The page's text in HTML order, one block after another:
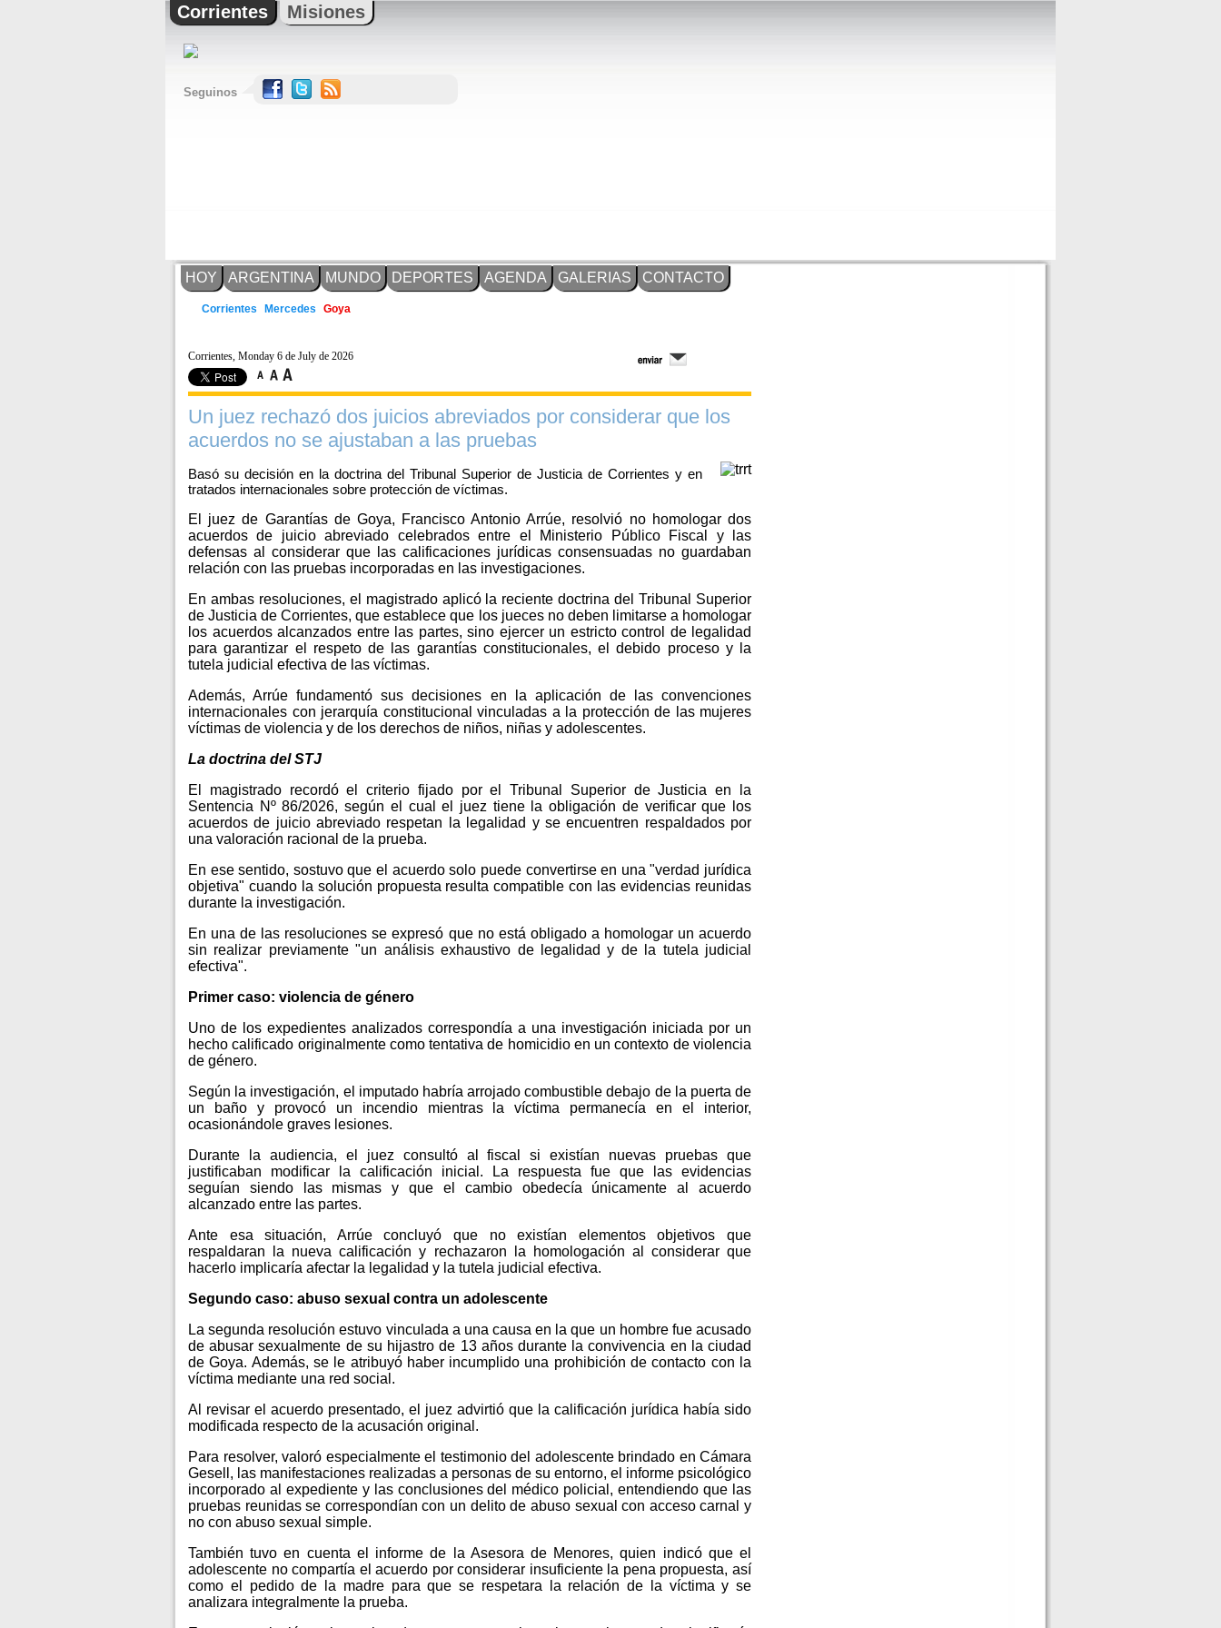
Corrientes Misiones
Seguinos
HOY ARGENTINA MUNDO DEPORTES AGENDA GALERIAS CONTACTO
Corrientes Mercedes Goya
Corrientes, Monday 6 de July de 2026
Un juez rechazó dos juicios abreviados por considerar que los
acuerdos no se ajustaban a las pruebas
Basó su decisión en la doctrina del Tribunal Superior de Justicia de Corrientes y en
tratados internacionales sobre protección de víctimas.
El juez de Garantías de Goya, Francisco Antonio Arrúe, resolvió no homologar dos
acuerdos de juicio abreviado celebrados entre el Ministerio Público Fiscal y las
defensas al considerar que las calificaciones jurídicas consensuadas no guardaban
relación con las pruebas incorporadas en las investigaciones.
En ambas resoluciones, el magistrado aplicó la reciente doctrina del Tribunal Superior
de Justicia de Corrientes, que establece que los jueces no deben limitarse a homologar
los acuerdos alcanzados entre las partes, sino ejercer un estricto control de legalidad
para garantizar el respeto de las garantías constitucionales, el debido proceso y la
tutela judicial efectiva de las víctimas.
Además, Arrúe fundamentó sus decisiones en la aplicación de las convenciones
internacionales con jerarquía constitucional vinculadas a la protección de las mujeres
víctimas de violencia y de los derechos de niños, niñas y adolescentes.
La doctrina del STJ
El magistrado recordó el criterio fijado por el Tribunal Superior de Justicia en la
Sentencia Nº 86/2026, según el cual el juez tiene la obligación de verificar que los
acuerdos de juicio abreviado respetan la legalidad y se encuentren respaldados por
una valoración racional de la prueba.
En ese sentido, sostuvo que el acuerdo solo puede convertirse en una "verdad jurídica
objetiva" cuando la solución propuesta resulta compatible con las evidencias reunidas
durante la investigación.
En una de las resoluciones se expresó que no está obligado a homologar un acuerdo
sin realizar previamente "un análisis exhaustivo de legalidad y de la tutela judicial
efectiva".
Primer caso: violencia de género
Uno de los expedientes analizados correspondía a una investigación iniciada por un
hecho calificado originalmente como tentativa de homicidio en un contexto de violencia
de género.
Según la investigación, el imputado habría arrojado combustible debajo de la puerta de
un baño y provocó un incendio mientras la víctima permanecía en el interior,
ocasionándole graves lesiones.
Durante la audiencia, el juez consultó al fiscal si existían nuevas pruebas que
justificaban modificar la calificación inicial. La respuesta fue que las evidencias
seguían siendo las mismas y que el cambio obedecía únicamente al acuerdo
alcanzado entre las partes.
Ante esa situación, Arrúe concluyó que no existían elementos objetivos que
respaldaran la nueva calificación y rechazaron la homologación al considerar que
hacerlo implicaría afectar la legalidad y la tutela judicial efectiva.
Segundo caso: abuso sexual contra un adolescente
La segunda resolución estuvo vinculada a una causa en la que un hombre fue acusado
de abusar sexualmente de su hijastro de 13 años durante la convivencia en la ciudad
de Goya. Además, se le atribuyó haber incumplido una prohibición de contacto con la
víctima mediante una red social.
Al revisar el acuerdo presentado, el juez advirtió que la calificación jurídica había sido
modificada respecto de la acusación original.
Para resolver, valoró especialmente el testimonio del adolescente brindado en Cámara
Gesell, las manifestaciones realizadas a personas de su entorno, el informe psicológico
incorporado al expediente y las conclusiones del médico policial, entendiendo que las
pruebas reunidas se correspondían con un delito de abuso sexual con acceso carnal y
no con abuso sexual simple.
También tuvo en cuenta el informe de la Asesora de Menores, quien indicó que el
adolescente no compartía el acuerdo por considerar insuficiente la pena propuesta, así
como el pedido de la madre para que se respetara la relación de la víctima y se
analizara integralmente la prueba.